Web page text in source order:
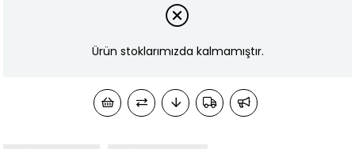
Ürün stoklarımızda kalmamıştır.